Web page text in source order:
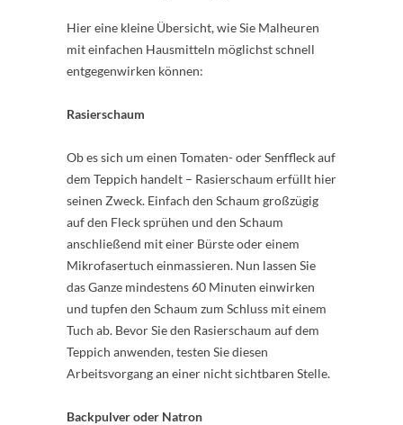
Hier eine kleine Übersicht, wie Sie Malheuren
mit einfachen Hausmitteln möglichst schnell
entgegenwirken können:
Rasierschaum
Ob es sich um einen Tomaten- oder Senffleck auf
dem Teppich handelt – Rasierschaum erfüllt hier
seinen Zweck. Einfach den Schaum großzügig
auf den Fleck sprühen und den Schaum
anschließend mit einer Bürste oder einem
Mikrofasertuch einmassieren. Nun lassen Sie
das Ganze mindestens 60 Minuten einwirken
und tupfen den Schaum zum Schluss mit einem
Tuch ab. Bevor Sie den Rasierschaum auf dem
Teppich anwenden, testen Sie diesen
Arbeitsvorgang an einer nicht sichtbaren Stelle.
Backpulver oder Natron